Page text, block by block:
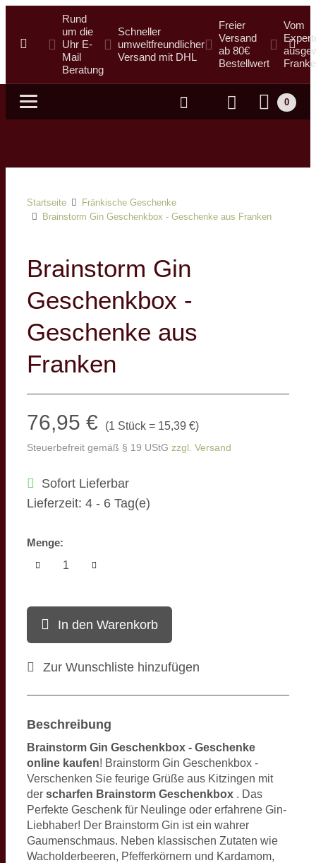
Rund
um die
Uhr E-
Mail
Beratung
Schneller
umweltfreundlicher
Versand mit DHL
Freier
Versand
ab 80€
Bestellwert
Vom
Suche
0
Startseite
Fränkische Geschenke
Brainstorm Gin Geschenkbox - Geschenke aus Franken
Brainstorm Gin
Geschenkbox -
Geschenke aus
Franken
76,95 € (1 Stück = 15,39 €)
Steuerbefreit gemäß § 19 UStG zzgl. Versand
Sofort Lieferbar
Lieferzeit: 4 - 6 Tag(e)
Menge:
In den Warenkorb
Zur Wunschliste hinzufügen
Beschreibung
Brainstorm Gin Geschenkbox - Geschenke
online kaufen! Brainstorm Gin Geschenkbox -
Verschenken Sie feurige Grüße aus Kitzingen mit
der scharfen Brainstorm Geschenkbox . Das
Perfekte Geschenk für Neulinge oder erfahrene Gin-
Liebhaber! Der Brainstorm Gin ist ein wahrer
Gaumenschmaus. Neben klassischen Zutaten wie
Wacholderbeeren, Pfefferkörnern und Kardamom,